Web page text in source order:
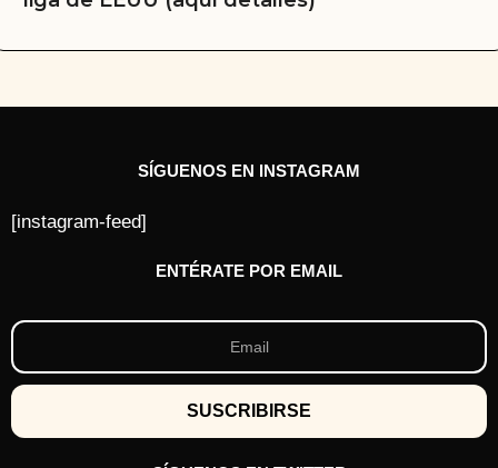
SÍGUENOS EN INSTAGRAM
[instagram-feed]
ENTÉRATE POR EMAIL